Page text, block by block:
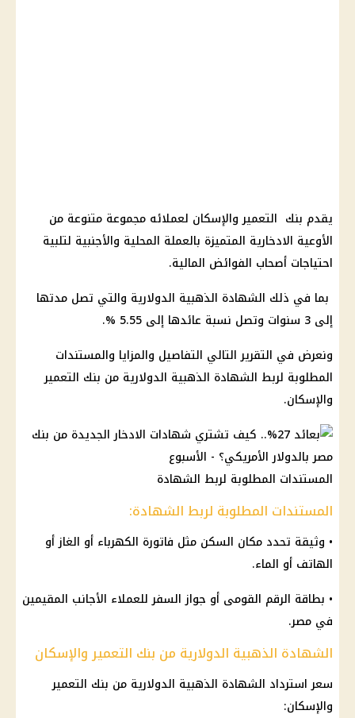
يقدم بنك التعمير والإسكان لعملائه مجموعة متنوعة من
الأوعية الادخارية المتميزة بالعملة المحلية والأجنبية لتلبية
احتياجات أصحاب الفوائض المالية.
بما في ذلك الشهادة الذهبية الدولارية والتي تصل مدتها
إلى 3 سنوات وتصل نسبة عائدها إلى 5.55 %.
ونعرض في التقرير التالي التفاصيل والمزايا والمستندات
المطلوبة لربط الشهادة الذهبية الدولارية من بنك التعمير
والإسكان.
المستندات المطلوبة لربط الشهادة
المستندات المطلوبة لربط الشهادة:
• وثيقة تحدد مكان السكن مثل فاتورة الكهرباء أو الغاز أو
الهاتف أو الماء.
• بطاقة الرقم القومى أو جواز السفر للعملاء الأجانب المقيمين
في مصر.
الشهادة الذهبية الدولارية من بنك التعمير والإسكان
سعر استرداد الشهادة الذهبية الدولارية من بنك التعمير
والإسكان: